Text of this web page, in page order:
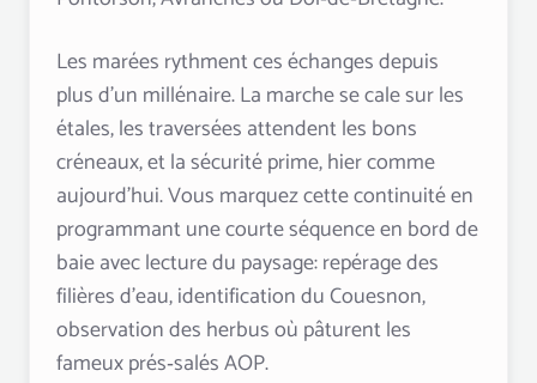
Les marées rythment ces échanges depuis
plus d’un millénaire. La marche se cale sur les
étales, les traversées attendent les bons
créneaux, et la sécurité prime, hier comme
aujourd’hui. Vous marquez cette continuité en
programmant une courte séquence en bord de
baie avec lecture du paysage: repérage des
filières d’eau, identification du Couesnon,
observation des herbus où pâturent les
fameux prés‑salés AOP.